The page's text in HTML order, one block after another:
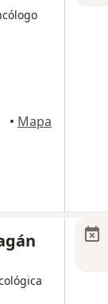
• Mapa